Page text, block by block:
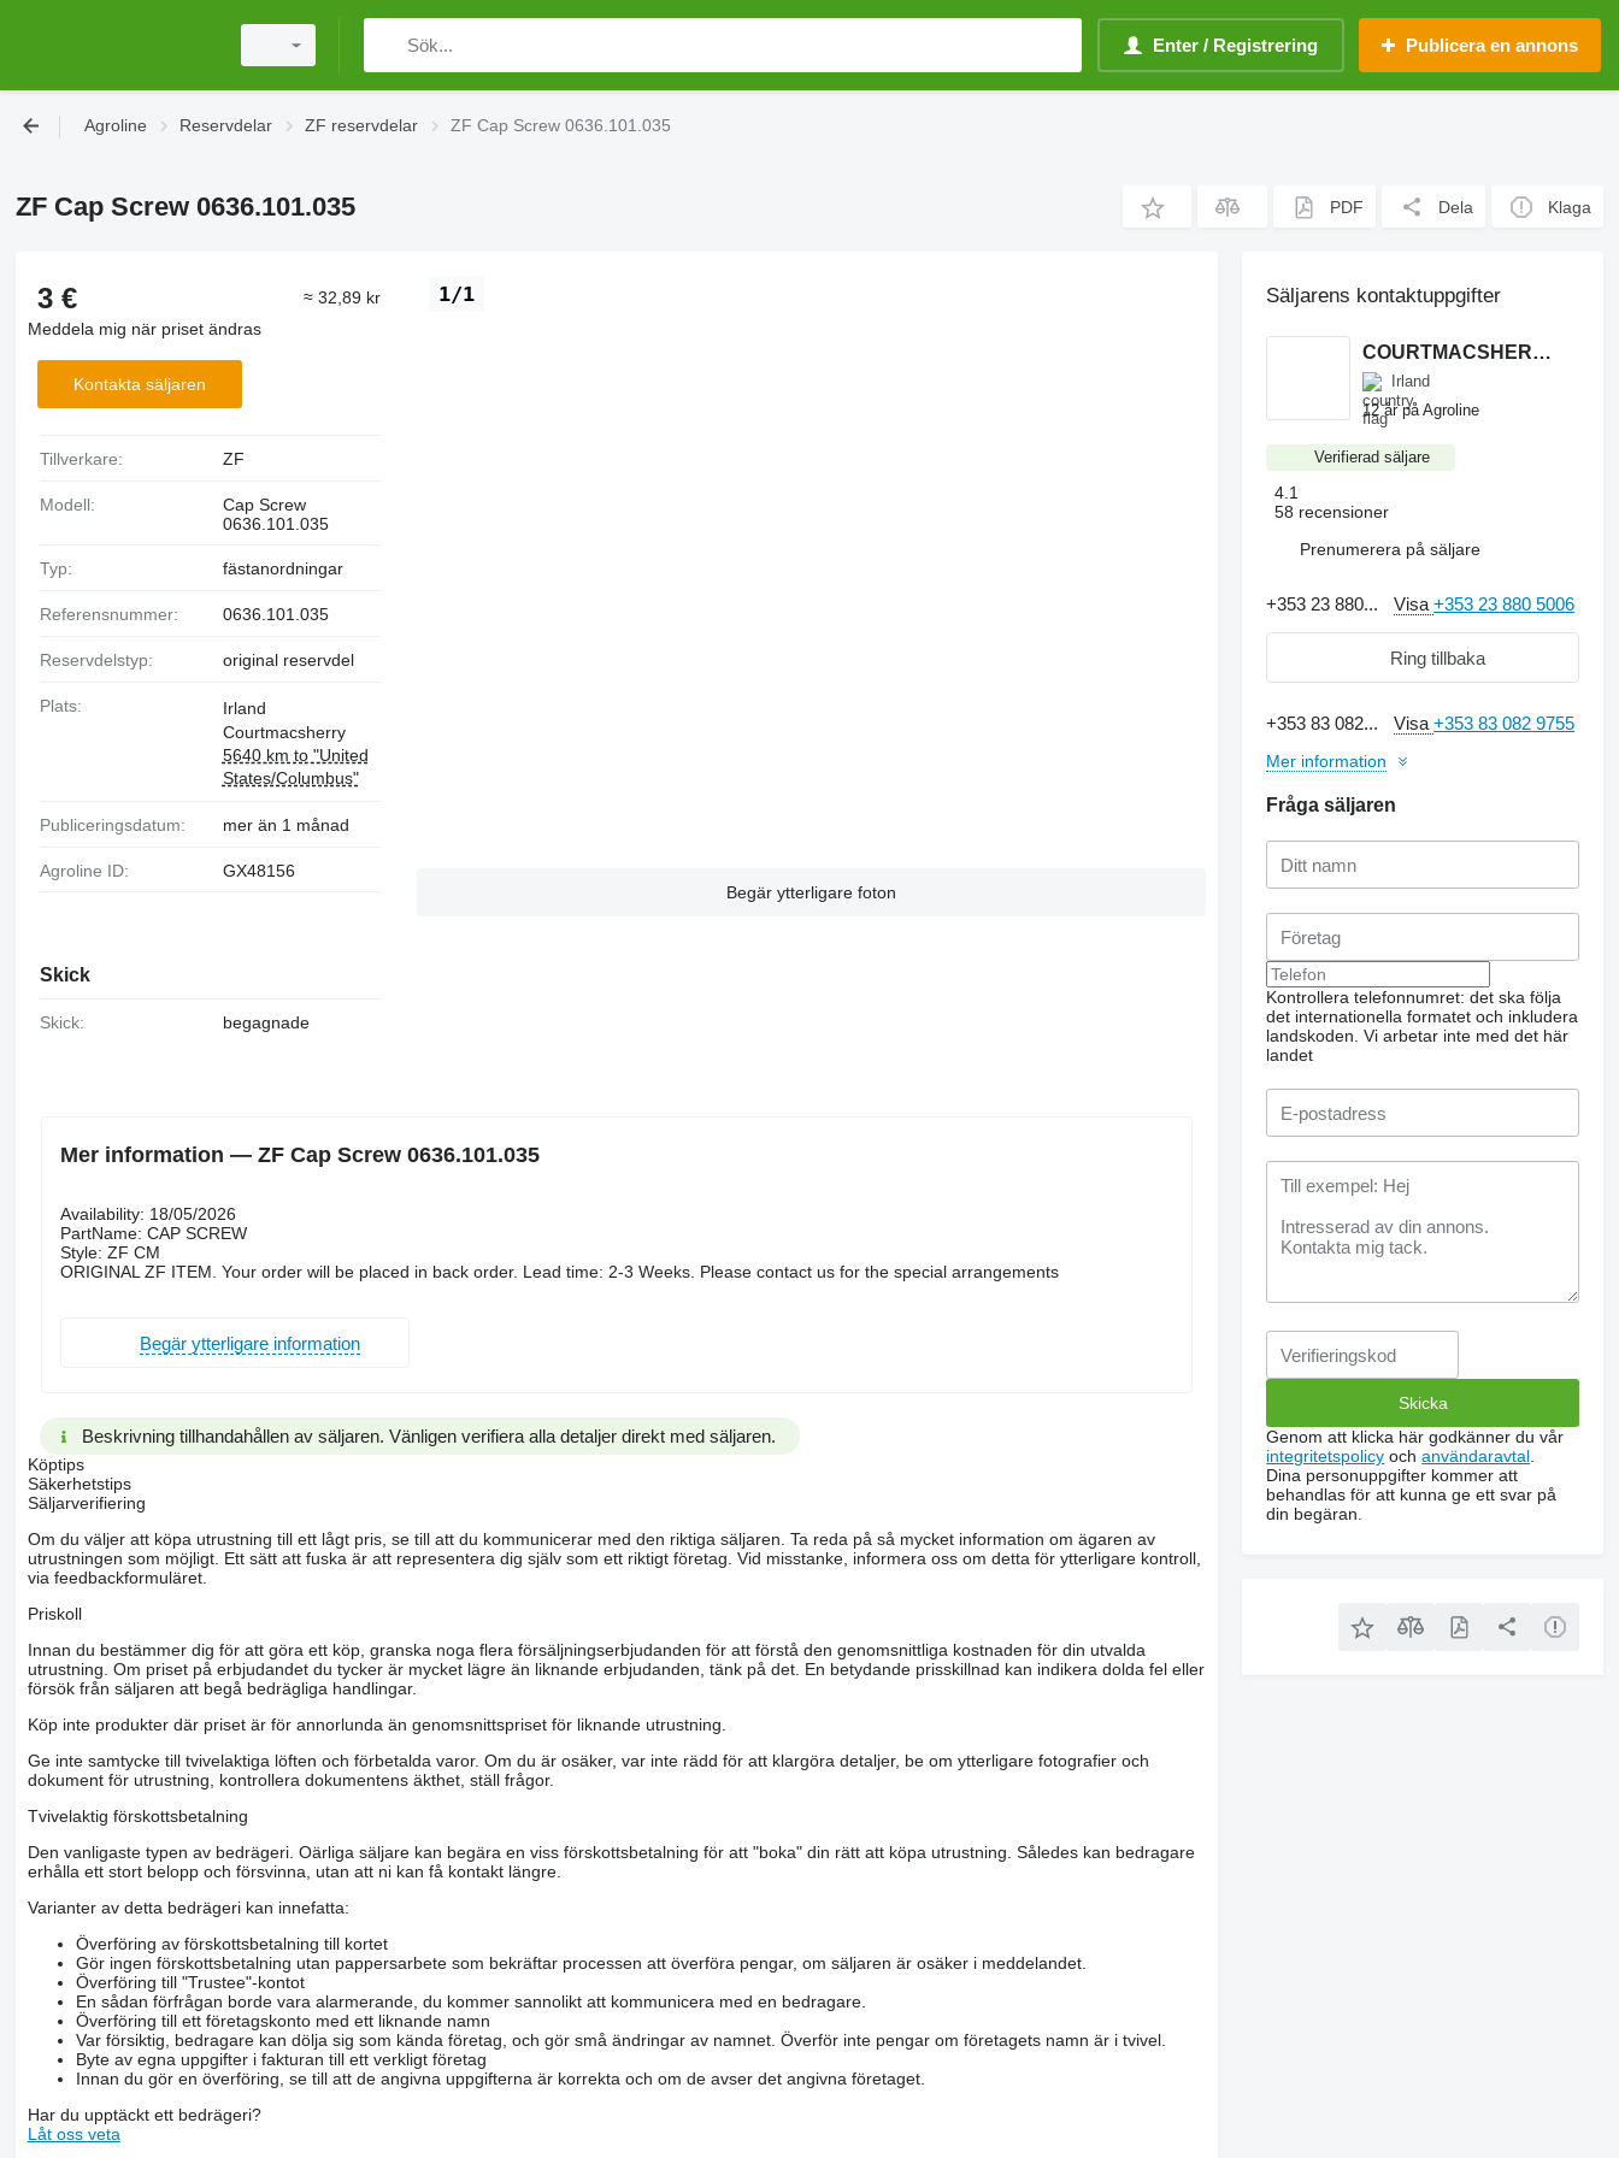
Enter / Registrering Publicera en annons
Agroline Reservdelar ZF reservdelar ZF Cap Screw 0636.101.035
ZF Cap Screw 0636.101.035 PDF Dela Klaga
1/1
Begär ytterligare foton
3 €
≈ 32,89 kr
Meddela mig när priset ändras
Kontakta säljaren
Tillverkare: ZF
Modell:
Cap Screw
0636.101.035
Typ: fästanordningar
Referensnummer: 0636.101.035
Reservdelstyp: original reservdel
Plats:
Irland
Courtmacsherry
5640 km to "United
States/Columbus"
Publiceringsdatum: mer än 1 månad
Agroline ID: GX48156
Skick
Skick: begagnade
Mer information — ZF Cap Screw 0636.101.035
Availability: 18/05/2026
PartName: CAP SCREW
Style: ZF CM
ORIGINAL ZF ITEM. Your order will be placed in back order. Lead time: 2-3 Weeks. Please contact us for the special arrangements
Begär ytterligare information
Beskrivning tillhandahållen av säljaren. Vänligen verifiera alla detaljer direkt med säljaren.
Köptips
Säkerhetstips
Säljarverifiering
Om du väljer att köpa utrustning till ett lågt pris, se till att du kommunicerar med den riktiga säljaren. Ta reda på så mycket information om ägaren av
utrustningen som möjligt. Ett sätt att fuska är att representera dig själv som ett riktigt företag. Vid misstanke, informera oss om detta för ytterligare kontroll,
via feedbackformuläret.
Priskoll
Innan du bestämmer dig för att göra ett köp, granska noga flera försäljningserbjudanden för att förstå den genomsnittliga kostnaden för din utvalda
utrustning. Om priset på erbjudandet du tycker är mycket lägre än liknande erbjudanden, tänk på det. En betydande prisskillnad kan indikera dolda fel eller
försök från säljaren att begå bedrägliga handlingar.
Köp inte produkter där priset är för annorlunda än genomsnittspriset för liknande utrustning.
Ge inte samtycke till tvivelaktiga löften och förbetalda varor. Om du är osäker, var inte rädd för att klargöra detaljer, be om ytterligare fotografier och
dokument för utrustning, kontrollera dokumentens äkthet, ställ frågor.
Tvivelaktig förskottsbetalning
Den vanligaste typen av bedrägeri. Oärliga säljare kan begära en viss förskottsbetalning för att "boka" din rätt att köpa utrustning. Således kan bedragare
erhålla ett stort belopp och försvinna, utan att ni kan få kontakt längre.
Varianter av detta bedrägeri kan innefatta:
Överföring av förskottsbetalning till kortet
Gör ingen förskottsbetalning utan pappersarbete som bekräftar processen att överföra pengar, om säljaren är osäker i meddelandet.
Överföring till "Trustee"-kontot
En sådan förfrågan borde vara alarmerande, du kommer sannolikt att kommunicera med en bedragare.
Överföring till ett företagskonto med ett liknande namn
Var försiktig, bedragare kan dölja sig som kända företag, och gör små ändringar av namnet. Överför inte pengar om företagets namn är i tvivel.
Byte av egna uppgifter i fakturan till ett verkligt företag
Innan du gör en överföring, se till att de angivna uppgifterna är korrekta och om de avser det angivna företaget.
Har du upptäckt ett bedrägeri?
Låt oss veta
Säljarens kontaktuppgifter
COURTMACSHERRY MACHINERY LTD
Irland
12 år på Agroline
Verifierad säljare
4.1
58 recensioner
Prenumerera på säljare
+353 23 880... Visa+353 23 880 5006
Ring tillbaka
+353 83 082... Visa+353 83 082 9755
Mer information
Fråga säljaren
Kontrollera telefonnumret: det ska följa
det internationella formatet och inkludera
landskoden. Vi arbetar inte med det här
landet
Genom att klicka här godkänner du vår
integritetspolicy ochanvändaravtal
Dina personuppgifter kommer att
behandlas för att kunna ge ett svar på
din begäran.